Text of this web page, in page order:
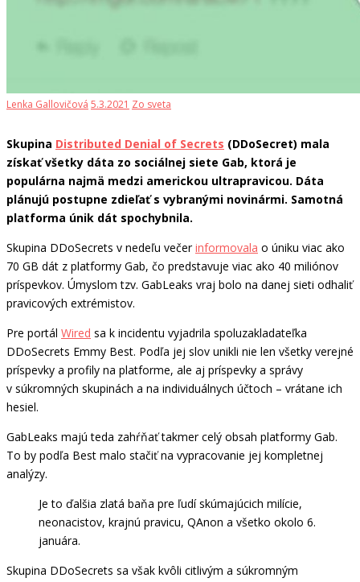
Lenka Gallovičová 5.3.2021 Zo sveta
Skupina Distributed Denial of Secrets (DDoSecret) mala
získať všetky dáta zo sociálnej siete Gab, ktorá je
populárna najmä medzi americkou ultrapravicou. Dáta
plánujú postupne zdieľať s vybranými novinármi. Samotná
platforma únik dát spochybnila.
Skupina DDoSecrets v nedeľu večerinformovala o úniku viac ako
70 GB dát z platformy Gab, čo predstavuje viac ako 40 miliónov
príspevkov. Úmyslom tzv. GabLeaks vraj bolo na danej sieti odhaliť
pravicových extrémistov.
Pre portál Wired sa k incidentu vyjadrila spoluzakladateľka
DDoSecrets Emmy Best. Podľa jej slov unikli nie len všetky verejné
príspevky a profily na platforme, ale aj príspevky a správy
v súkromných skupinách a na individuálnych účtoch – vrátane ich
hesiel.
GabLeaks majú teda zahŕňať takmer celý obsah platformy Gab.
To by podľa Best malo stačiť na vypracovanie jej kompletnej
analýzy.
Je to ďalšia zlatá baňa pre ľudí skúmajúcich milície,
neonacistov, krajnú pravicu, QAnon a všetko okolo 6.
januára.
Skupina DDoSecrets sa však kvôli citlivým a súkromným